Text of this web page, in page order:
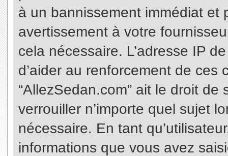
à un bannissement immédiat et
avertissement à votre
cela nécessaire. L’adresse IP
d’aider au renforcement de
“AllezSedan.com” ait le droit de
verrouiller n’importe quel sujet
nécessaire. En tant
informations que vous avez